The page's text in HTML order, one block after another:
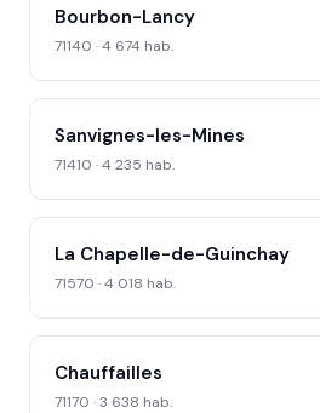
Bourbon-Lancy
71140 · 4 674 hab.
Sanvignes-les-Mines
71410 · 4 235 hab.
La Chapelle-de-Guinchay
71570 · 4 018 hab.
Chauffailles
71170 · 3 638 hab.